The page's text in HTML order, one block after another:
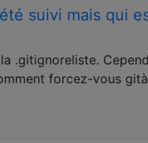
suivi mais qui
.gitignoreliste.
forcez-vous gità